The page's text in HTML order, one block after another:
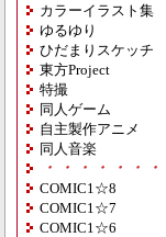
カラーイラスト集
ゆるゆり
ひだまりスケッチ
東方Project
特撮
同人ゲーム
自主製作アニメ
同人音楽
・・・・・・
COMIC1☆8
COMIC1☆7
COMIC1☆6